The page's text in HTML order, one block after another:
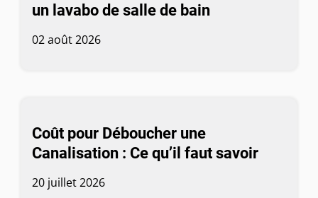
un lavabo de salle de bain
02 août 2026
Coût pour Déboucher une
Canalisation : Ce qu’il faut savoir
20 juillet 2026